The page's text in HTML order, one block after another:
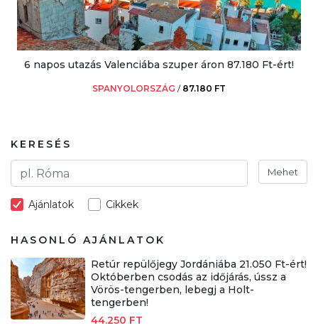
6 napos utazás Valenciába szuper áron 87.180 Ft-ért!
SPANYOLORSZÁG / 87.180 FT
KERESÉS
Mehet
Ajánlatok Cikkek
HASONLÓ AJÁNLATOK
Retúr repülőjegy Jordániába 21.050 Ft-ért!
Októberben csodás az időjárás, ússz a
Vörös-tengerben, lebegj a Holt-
tengerben!
44.250 FT